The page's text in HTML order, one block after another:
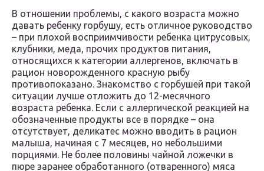
В отношении проблемы, с какого возраста можно
давать ребенку горбушу, есть отличное руководство
– при плохой восприимчивости ребенка цитрусовых,
клубники, меда, прочих продуктов питания,
относящихся к категории аллергенов, включать в
рацион новорожденного красную рыбу
противопоказано. Знакомство с горбушей при такой
ситуации лучше отложить до 12-месячного
возраста ребенка. Если с аллергической реакцией на
обозначенные продукты все в порядке – она
отсутствует, деликатес можно вводить в рацион
малыша, начиная с 7 месяцев, но небольшими
порциями. Не более половины чайной ложечки в
пюре заранее обработанного (отваренного) мяса